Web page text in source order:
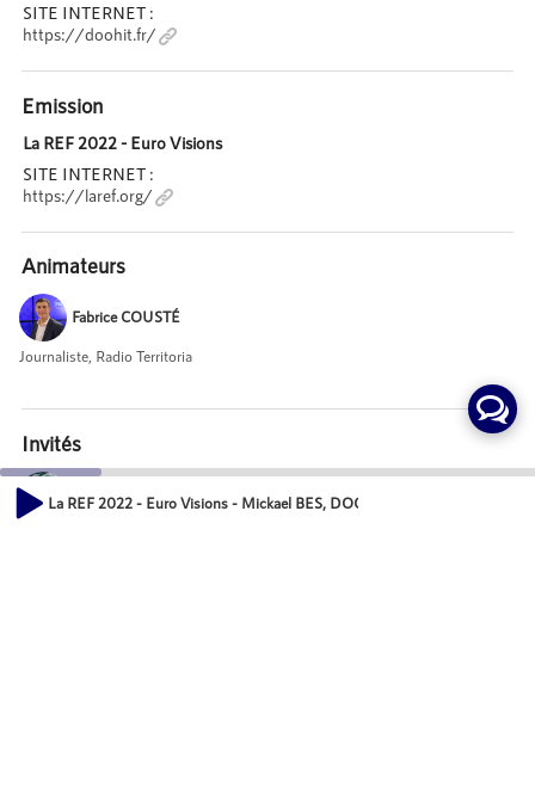
SITE INTERNET :
https://doohit.fr/
Emission
La REF 2022 - Euro Visions
SITE INTERNET :
https://laref.org/
Animateurs
Fabrice COUSTÉ
Journaliste, Radio Territoria
Invités
Mickael BES
La REF 2022 - Euro Visions - Mickael BES, DOOH IT